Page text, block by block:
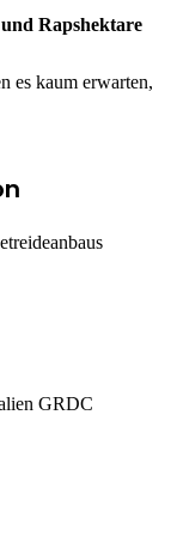
Rapshektare
es kaum erwarten,
GRDC